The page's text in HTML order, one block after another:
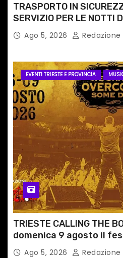
TRASPORTO IN
SERVIZIO PER LE NOTTI
PERCORSI, FERMATE E
Ago 5, 2026 Redazione
EVENTI TRIESTE E PROVINCIA
TRIESTE CALLING THE
domenica 9 agosto il
dedicato a Springsteen
Ago 5, 2026 Redazione